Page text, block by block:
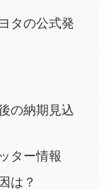
タの公式発
の納期見込
ター情報
は？